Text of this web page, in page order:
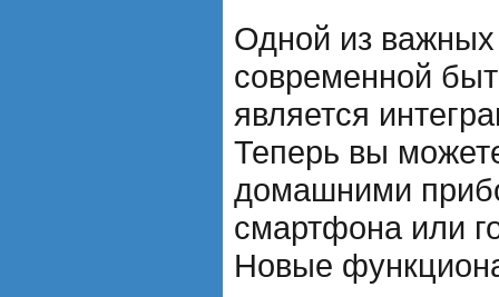
Одной из
современной
является
Теперь вы
домашними
смартфона или
Новые